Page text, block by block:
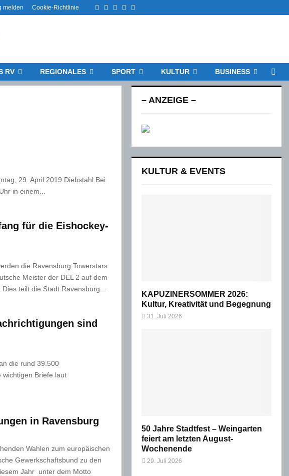
melden Cookie-Richtlinie Facebook
TwitterInstagram
Email
RV REGIONALES SPORT KULTUR BUSINESS
29. April 2019 Diebstahl Bei
in einem...
für die Eishockey-
die Ravensburg Towerstars
Meister der DEL 2 auf dem
teilt die Stadt Ravensburg...
sind
die rund 39.500
wichtigen Briefe laut
in Ravensburg
Wahlen zum europäischen
Gewerkschaftsbund zu den
Jahr unter dem Motto
– ANZEIGE –
KULTUR & EVENTS
KAPUZINERSOMMER 2026:
Kultur, Kreativität und Begegnung
31. Juli 2026
50 Jahre Stadtfest – Weingarten
feiert am letzten August-
Wochenende
29. Juli 2026